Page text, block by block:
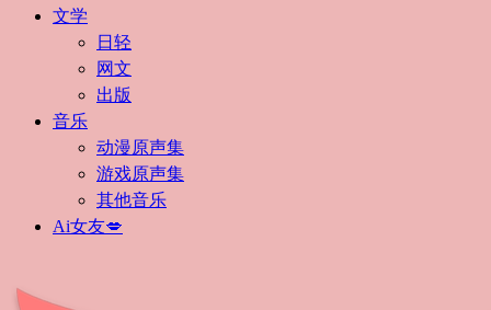
文学
日轻
网文
出版
音乐
动漫原声集
游戏原声集
其他音乐
Ai女友💋